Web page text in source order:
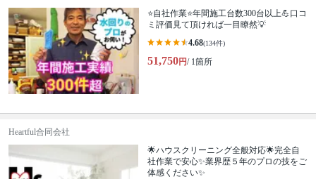
⭐自社作業⭐年間施工台数300台以上💪口コ
ミ評価見て頂ければ一目瞭然💡
4.68(134件)
51,750円/ 1箇所
Heartful合同会社
🌟ハウスクリーニング全般対応🌟完全自
社作業で安心✨業界歴５年のプロの技をご
体感ください✨